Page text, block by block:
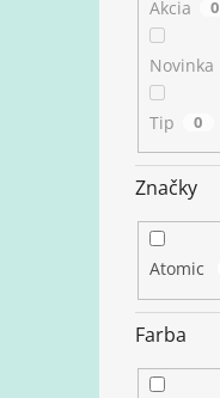
Akcia 0
Novinka
Tip 0
Značky
Atomic
Farba